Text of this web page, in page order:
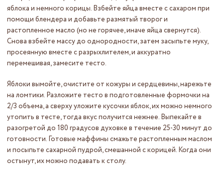
яблока и немного корицы. Взбейте яйца вместе с сахаром при
помощи блендера и добавьте размятый творог и
растопленное масло (но не горячее, иначе яйца свернутся).
Снова взбейте массу до однородности, затем засыпьте муку,
просеянную вместе с разрыхлителем, и аккуратно
перемешивая, замесите тесто.
Яблоки вымойте, очистите от кожуры и сердцевины, нарежьте
на ломтики. Разложите тесто в подготовленные формочки на
2/3 объема, а сверху уложите кусочки яблок, их можно немного
утопить в тесте, тогда вкус получится нежнее. Выпекайте в
разогретой до 180 градусов духовке в течение 25-30 минут до
готовности. Готовые маффины смажьте растопленным маслом
и посыпьте сахарной пудрой, смешанной с корицей. Когда они
остынут, их можно подавать к столу.